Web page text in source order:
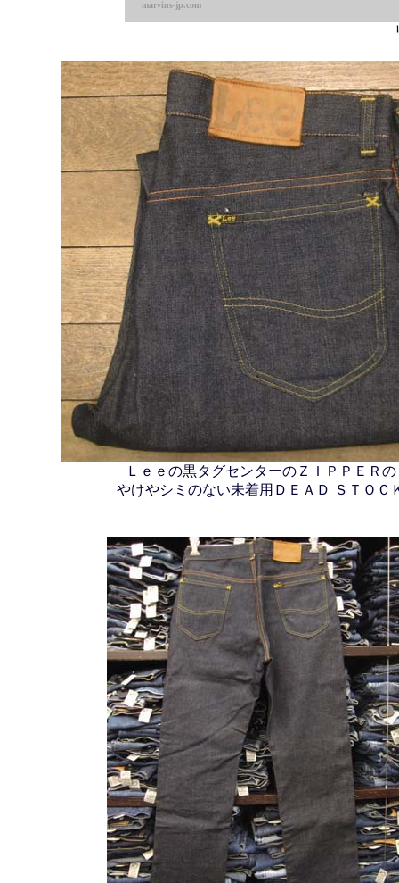
marvins-jp.com
Ｌｅｅの黒タグセンターのＺＩＰＰＥＲの
やけやシミのない未着用ＤＥＡＤ ＳＴＯＣ